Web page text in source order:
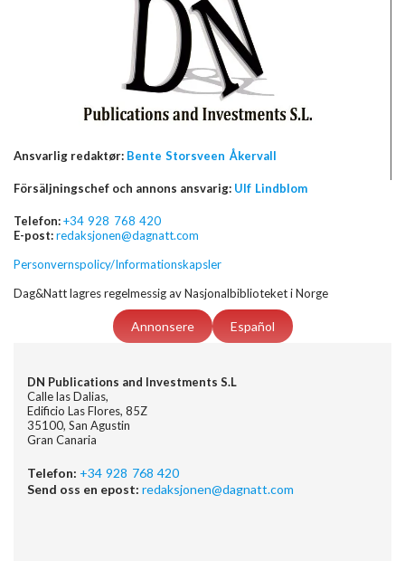
Ansvarlig redaktør: Bente Storsveen Åkervall
Försäljningschef och annons ansvarig: Ulf Lindblom
Telefon:+34 928 768 420
E-post:redaksjonen@dagnatt.com
Personvernspolicy/Informationskapsler
Dag&Natt lagres regelmessig av Nasjonalbiblioteket i Norge
Annonsere Español
DN Publications and Investments S.L
Calle las Dalias,
Edificio Las Flores, 85Z
35100, San Agustin
Gran Canaria
Telefon: +34 928 768 420
Send oss en epost: redaksjonen@dagnatt.com